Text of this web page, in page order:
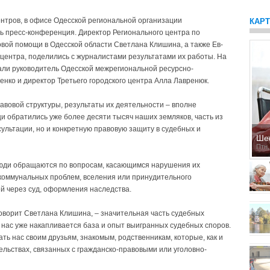
в офисе Одесской региональной органи­зации
пресс-конференция. Директор Регионального центра по
помощи в Одесской области Светлана Клишина, а также Ев­
по­делились с журналистами резуль­татами их работы. На
руководитель Одесской межрегиональной ресурсно-
и директор Третьего городского центра Алла Лавренюк.
структуры, результаты их деятельности – вполне
уже более десяти тысяч наших земляков, часть из
но и конкретную правовую защиту в судебных и
обращаются по вопросам, касающимся нарушения их
проблем, вселения или принудительного
через суд, оформления наследства.
Свет­лана Клишина, – значительная часть судебных
уже накапливается база и опыт выигранных судебных споров.
нас своим друзьям, знакомым, родственникам, которые, как и
связанных с гражданско-правовыми или уголовно-